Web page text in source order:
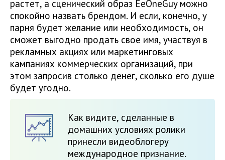
растет, а сценический образ EeOneGuy можно
спокойно назвать брендом. И если, конечно, у
парня будет желание или необходимость, он
сможет выгодно продать свое имя, участвуя в
рекламных акциях или маркетинговых
кампаниях коммерческих организаций, при
этом запросив столько денег, сколько его душе
будет угодно.
Как видите, сделанные в
домашних условиях ролики
принесли видеоблогеру
международное признание.